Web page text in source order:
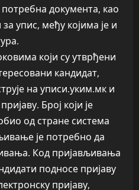
документа, као
упис, међу којима је и
који су утврђени
кандидат,
на уписи.уким.мк и
Број који је
од стране система
је потребно да
Код пријављивања
подносе пријаву
пријаву,